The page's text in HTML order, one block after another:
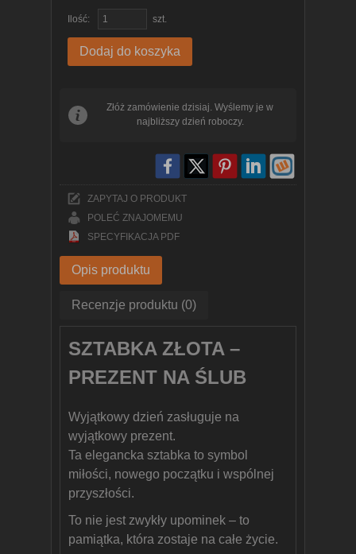
Ilość: szt.
Dodaj do koszyka
Złóż zamówienie dzisiaj. Wyślemy je w
najbliższy dzień roboczy.
ZAPYTAJ O PRODUKT
POLEĆ ZNAJOMEMU
SPECYFIKACJA PDF
Opis produktu
Recenzje produktu (0)
SZTABKA ZŁOTA –
PREZENT NA ŚLUB
Wyjątkowy dzień zasługuje na
wyjątkowy prezent.
Ta elegancka sztabka to symbol
miłości, nowego początku i wspólnej
przyszłości.
To nie jest zwykły upominek – to
pamiątka, która zostaje na całe życie.